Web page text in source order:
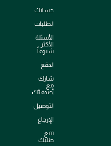
حسابك
الطلبات
الأسئلة
الأكثر
شيوعاً
الدفع
شارك
مع
أصدقائك
التوصيل
الإرجاع
تتبع
طلبك